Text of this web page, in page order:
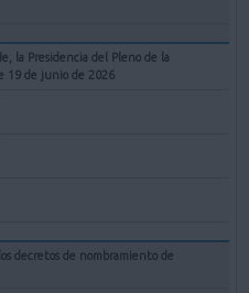
la Presidencia del Pleno de la
19 de junio de 2026
decretos de nombramiento de